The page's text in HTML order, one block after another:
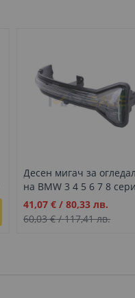
Десен мигач за
на BMW 3 4 5 6 7 8
G30 G38 GT G11 (2016+)
Промо
цена
41,07 € /80,33 лв.
60,03 €/117,41 лв.